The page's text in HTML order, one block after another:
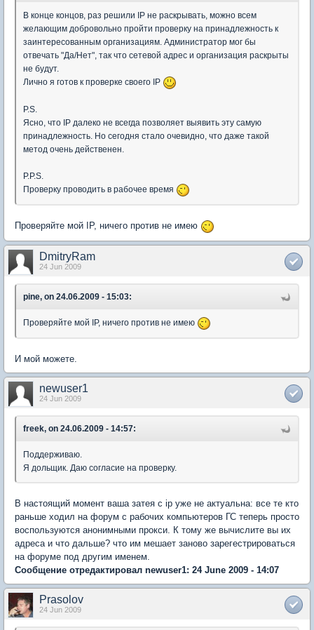
В конце концов, раз решили IP не раскрывать, можно всем
желающим добровольно пройти проверку на принадлежность к
заинтересованным организациям. Администратор мог бы
отвечать "Да/Нет", так что сетевой адрес и организация раскрыты
не будут.
Лично я готов к проверке своего IP
P.S.
Ясно, что IP далеко не всегда позволяет выявить эту самую
принадлежность. Но сегодня стало очевидно, что даже такой
метод очень действенен.
P.P.S.
Проверку проводить в рабочее время
Проверяйте мой IP, ничего против не имею
DmitryRam
24 Jun 2009
pine, on 24.06.2009 - 15:03:
Проверяйте мой IP, ничего против не имею
И мой можете.
newuser1
24 Jun 2009
freek, on 24.06.2009 - 14:57:
Поддерживаю.
Я дольщик. Даю согласие на проверку.
В настоящий момент ваша затея с ip уже не актуальна: все те кто
раньше ходил на форум с рабочих компьютеров ГС теперь просто
воспользуются анонимными прокси. К тому же вычислите вы их
адреса и что дальше? что им мешает заново зарегестрироваться
на форуме под другим именем.
Сообщение отредактировал newuser1: 24 June 2009 - 14:07
Prasolov
24 Jun 2009